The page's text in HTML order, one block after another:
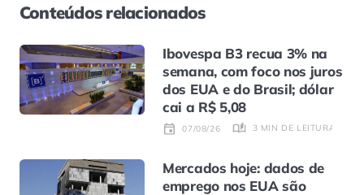
Conteúdos relacionados
Ibovespa B3 recua 3% na
semana, com foco nos juros
dos EUA e do Brasil; dólar
cai a R$ 5,08
07/08/26 3 MIN DE LEITURA
Mercados hoje: dados de
emprego nos EUA são